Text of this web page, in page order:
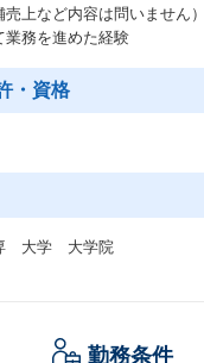
売上など内容は問いません）
業務を進めた経験
・資格
大学 大学院
勤務条件